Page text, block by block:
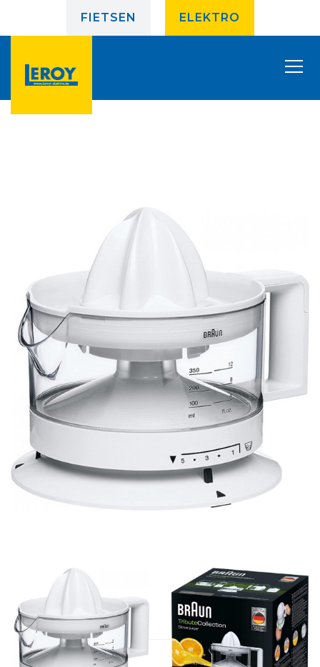
FIETSEN ELEKTRO